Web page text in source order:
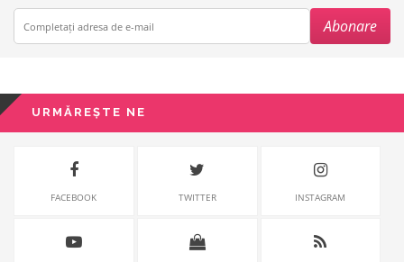
URMĂREȘTE NE
FACEBOOK TWITTER INSTAGRAM